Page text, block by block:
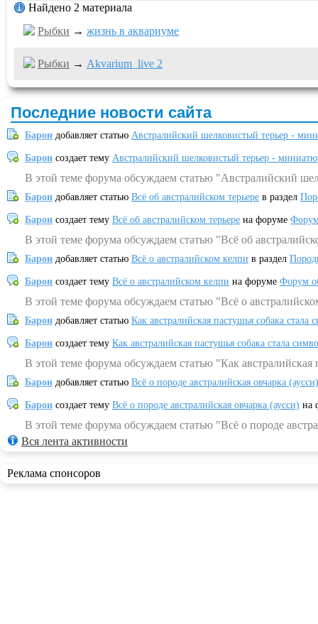
Найдено 2 материала
Рыбки → жизнь в аквариуме
Рыбки → Akvarium_live 2
Последние новости сайта
Барон добавляет статью Австралийский шелковистый терьер -
Барон создает тему Австралийский шелковистый терьер -
В этой теме форума обсуждаем статью "Австралийский
Барон добавляет статью Всё об австралийском терьере в раздел
Барон создает тему Всё об австралийском терьере на форуме
В этой теме форума обсуждаем статью "Всё об
Барон добавляет статью Всё о австралийском келпи в раздел
Барон создает тему Всё о австралийском келпи на форуме Форум
В этой теме форума обсуждаем статью "Всё о
Барон добавляет статью Как австралийская пастушья собака
Барон создает тему Как австралийская пастушья собака стала
В этой теме форума обсуждаем статью "Как
Барон добавляет статью Всё о породе австралийская овчарка (аусси)
Барон создает тему Всё о породе австралийская овчарка (аусси) на
В этой теме форума обсуждаем статью "Всё о породе
Вся лента активности
Реклама спонсоров